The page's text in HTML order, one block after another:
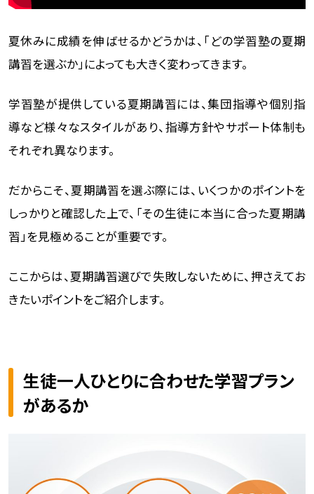
夏休みに成績を伸ばせるかどうかは、「どの学習塾の夏期
講習を選ぶか」によっても大きく変わってきます。
学習塾が提供している夏期講習には、集団指導や個別指
導など様々なスタイルがあり、指導方針やサポート体制も
それぞれ異なります。
だからこそ、夏期講習を選ぶ際には、いくつかのポイントを
しっかりと確認した上で、「その生徒に本当に合った夏期講
習」を見極めることが重要です。
ここからは、夏期講習選びで失敗しないために、押さえてお
きたいポイントをご紹介します。
生徒一人ひとりに合わせた学習プラン
があるか